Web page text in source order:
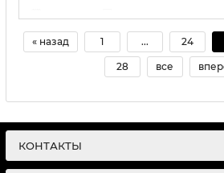
« назад 1 ... 24
28 все
КОНТАКТЫ